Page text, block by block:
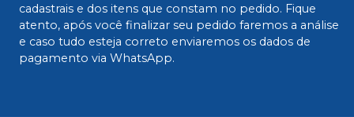
cadastrais e dos itens que constam no pedido. Fique
atento, após você finalizar seu pedido faremos a análise
e caso tudo esteja correto enviaremos os dados de
pagamento via WhatsApp.